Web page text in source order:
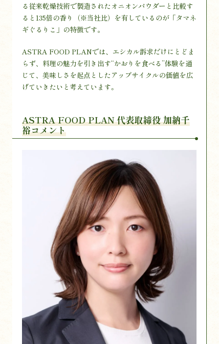
る従来乾燥技術で製造されたオニオンパウダーと比較す
ると135倍の香り（※当社比）を有しているのが「タマネ
ギぐるりこ」の特徴です。
ASTRA FOOD PLANでは、エシカル訴求だけにとどま
らず、料理の魅力を引き出す“かおりを食べる”体験を通
じて、美味しさを起点としたアップサイクルの価値を広
げていきたいと考えています。
ASTRA FOOD PLAN 代表取締役 加納千
裕コメント